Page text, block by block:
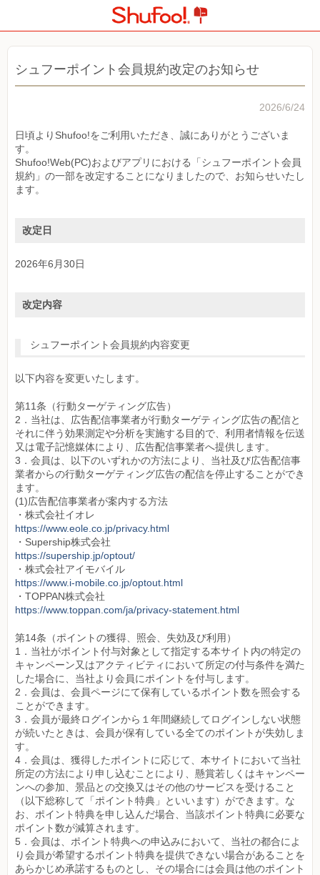
シュフーポイント会員規約改定のお知らせ
2026/6/24
日頃よりShufoo!をご利用いただき、誠にありがとうございま
す。
Shufoo!Web(PC)およびアプリにおける「シュフーポイント会員
規約」の一部を改定することになりましたので、お知らせいたし
ます。
改定日
2026年6月30日
改定内容
シュフーポイント会員規約内容変更
以下内容を変更いたします。
第11条（行動ターゲティング広告）
2．当社は、広告配信事業者が行動ターゲティング広告の配信と
それに伴う効果測定や分析を実施する目的で、利用者情報を伝送
又は電子記憶媒体により、広告配信事業者へ提供します。
3．会員は、以下のいずれかの方法により、当社及び広告配信事
業者からの行動ターゲティング広告の配信を停止することができ
ます。
(1)広告配信事業者が案内する方法
・株式会社イオレ
https://www.eole.co.jp/privacy.html
・Supership株式会社
https://supership.jp/optout/
・株式会社アイモバイル
https://www.i-mobile.co.jp/optout.html
・TOPPAN株式会社
https://www.toppan.com/ja/privacy-statement.html
第14条（ポイントの獲得、照会、失効及び利用）
1．当社がポイント付与対象として指定する本サイト内の特定の
キャンペーン又はアクティビティにおいて所定の付与条件を満た
した場合に、当社より会員にポイントを付与します。
2．会員は、会員ページにて保有しているポイント数を照会する
ことができます。
3．会員が最終ログインから１年間継続してログインしない状態
が続いたときは、会員が保有している全てのポイントが失効しま
す。
4．会員は、獲得したポイントに応じて、本サイトにおいて当社
所定の方法により申し込むことにより、懸賞若しくはキャンペー
ンへの参加、景品との交換又はその他のサービスを受けること
（以下総称して「ポイント特典」といいます）ができます。な
お、ポイント特典を申し込んだ場合、当該ポイント特典に必要な
ポイント数が減算されます。
5．会員は、ポイント特典への申込みにおいて、当社の都合によ
り会員が希望するポイント特典を提供できない場合があることを
あらかじめ承諾するものとし、その場合には会員は他のポイント